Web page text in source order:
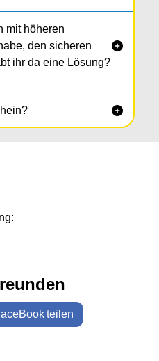
mit höheren
den sicheren
ihr da eine Lösung?


teilen